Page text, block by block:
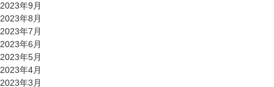
2023年9月
2023年8月
2023年7月
2023年6月
2023年5月
2023年4月
2023年3月